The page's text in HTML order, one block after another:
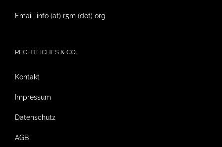
Email: info (at) r5m (dot) org
RECHTLICHES & CO.
Kontakt
Impressum
Datenschutz
AGB